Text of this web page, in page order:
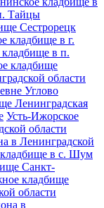
Тайцы
Сестрорецк
кладбище в г.
кладбище в п.
кладбище
области
Углово
Ленинградская
Усть-Ижорское
области
в Ленинградской
в с. Шум
Санкт-
кладбище
области
в